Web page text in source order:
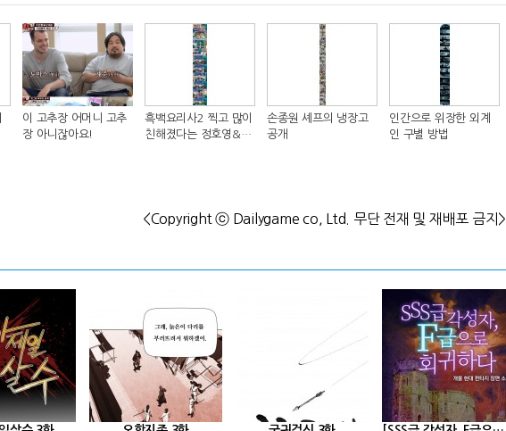
이 고추장 어머니 고추
장 아니잖아요!
흑백요리사2 찍고 많이
친해졌다는 정호영&샘
손종원 셰프의 냉장고
공개
인간으로 위장한 외계
인 구별 방법
<Copyright ⓒ Dailygame co, Ltd. 무단 전재 및 재배포 금지>